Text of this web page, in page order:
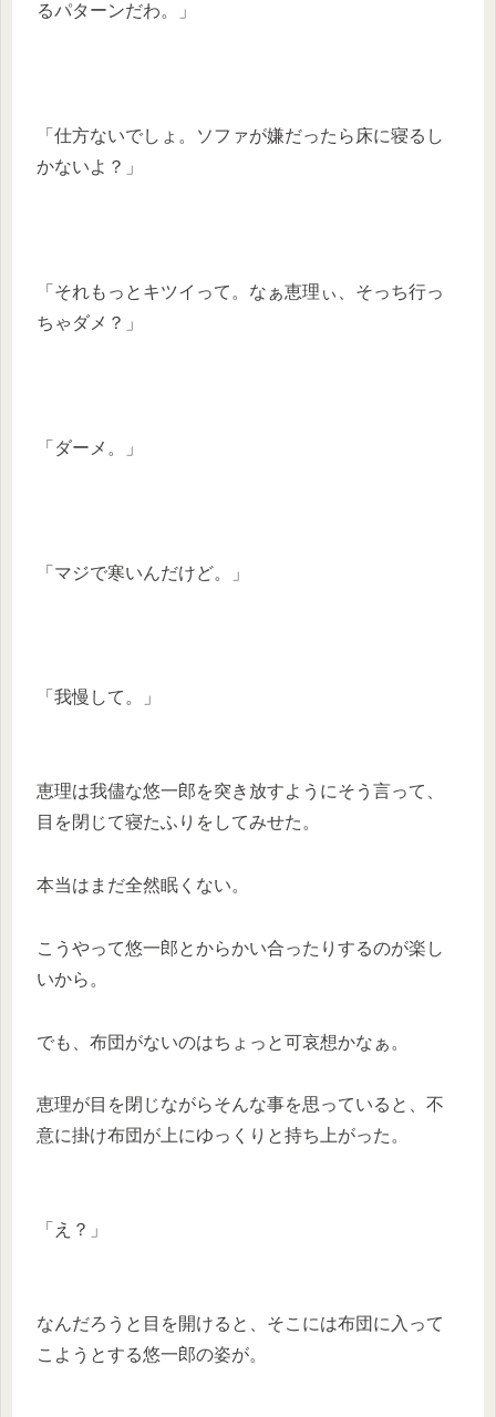
るパターンだわ。」
「仕方ないでしょ。ソファが嫌だったら床に寝るし
かないよ？」
「それもっとキツイって。なぁ恵理ぃ、そっち行っ
ちゃダメ？」
「ダーメ。」
「マジで寒いんだけど。」
「我慢して。」
恵理は我儘な悠一郎を突き放すようにそう言って、
目を閉じて寝たふりをしてみせた。
本当はまだ全然眠くない。
こうやって悠一郎とからかい合ったりするのが楽し
いから。
でも、布団がないのはちょっと可哀想かなぁ。
恵理が目を閉じながらそんな事を思っていると、不
意に掛け布団が上にゆっくりと持ち上がった。
「え？」
なんだろうと目を開けると、そこには布団に入って
こようとする悠一郎の姿が。